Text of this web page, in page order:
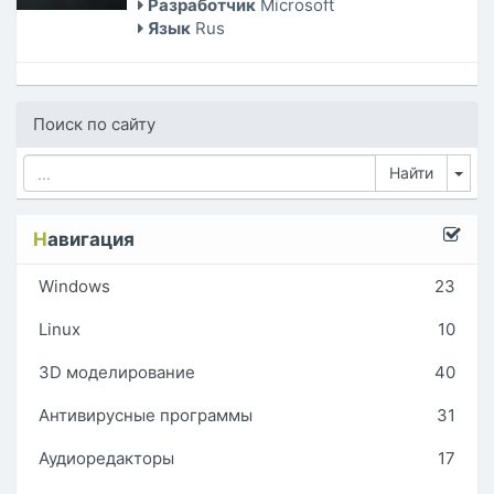
Разработчик Microsoft
Язык Rus
Поиск по сайту
Навигация
Windows 23
Linux 10
3D моделирование 40
Антивирусные программы 31
Аудиоредакторы 17